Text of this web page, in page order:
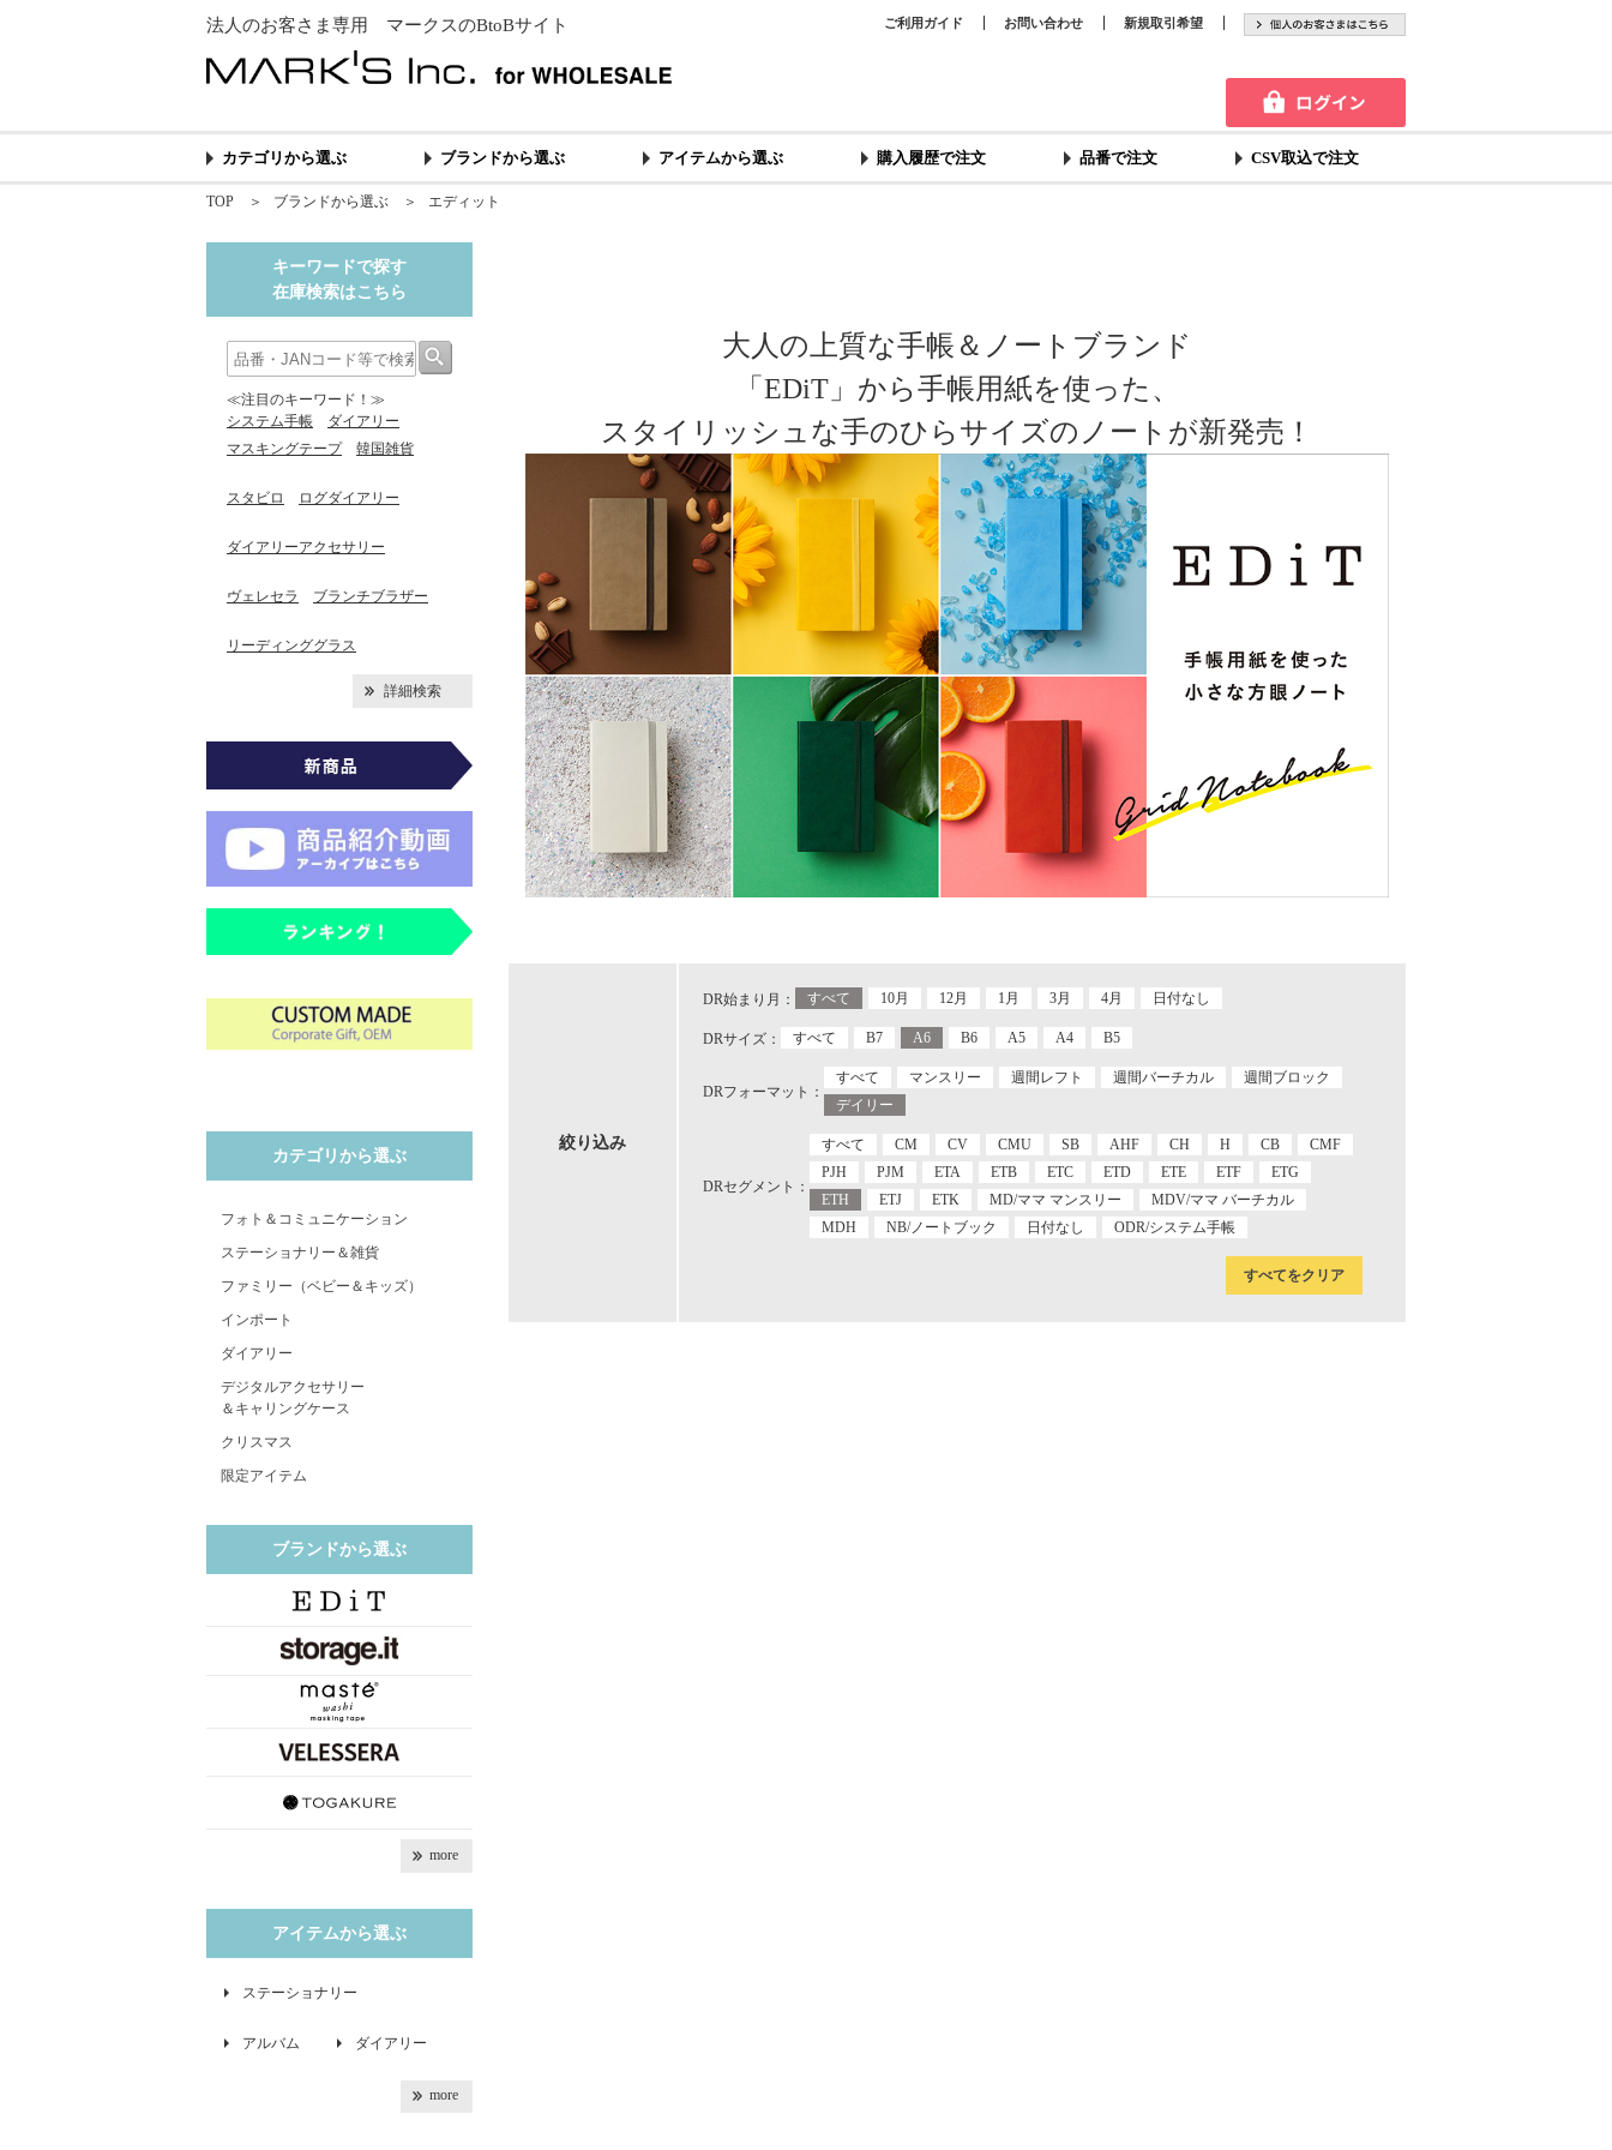
法人のお客さま専用 マークスのBtoBサイト ご利用ガイド お問い合わせ 新規取引希望
カテゴリから選ぶ ブランドから選ぶ アイテムから選ぶ 購入履歴で注文 品番で注文 CSV取込で注文
TOP ＞ ブランドから選ぶ ＞ エディット
大人の上質な手帳＆ノートブランド
「EDiT」から手帳用紙を使った、
スタイリッシュな手のひらサイズのノートが新発売！
絞り込み
DR始まり月： すべて 10月 12月 1月 3月 4月 日付なし
DRサイズ： すべて B7 A6 B6 A5 A4 B5
DRフォーマット：
すべて マンスリー 週間レフト 週間バーチカル
週間ブロック
デイリー
DRセグメント：
すべて CM CV CMU SB AHF CH H CB
CMF
PJH
PJM ETA ETB ETC ETD ETE ETF
ETG
ETH
ETJ ETK MD/ママ マンスリー
MDV/ママ バーチカル
MDH
NB/ノートブック 日付なし ODR/システム手帳
すべてをクリア
キーワードで探す
在庫検索はこちら
≪注目のキーワード！≫
システム手帳
ダイアリー
マスキングテープ
韓国雑貨
スタビロ ログダイアリー
ダイアリーアクセサリー
ヴェレセラ ブランチブラザー
リーディンググラス
詳細検索
カテゴリから選ぶ
フォト＆コミュニケーション
ステーショナリー＆雑貨
ファミリー（ベビー＆キッズ）
インポート
ダイアリー
デジタルアクセサリー
＆キャリングケース
クリスマス
限定アイテム
ブランドから選ぶ
more
アイテムから選ぶ
ステーショナリー
アルバム ダイアリー
more